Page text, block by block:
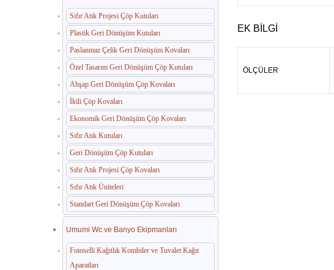
Sıfır Atık Projesi Çöp Kutuları
Plastik Geri Dönüşüm Kutuları
Paslanmaz Çelik Geri Dönüşüm Kovaları
Özel Tasarım Geri Dönüşüm Çöp Kutuları
Ahşap Geri Dönüşüm Çöp Kovaları
İkili Çöp Kovaları
Ekonomik Geri Dönüşüm Çöp Kovaları
Sıfır Atık Kutuları
Geri Dönüşüm Çöp Kutuları
Sıfır Atık Projesi Çöp Kovaları
Sıfır Atık Üniteleri
Standart Geri Dönüşüm Çöp Kovaları
Umumi Wc ve Banyo Ekipmanları
Fotoselli Kağıtlık Kombiler ve Tuvalet Kağıt
Aparatları
EK BILGI
ÖLÇÜLER